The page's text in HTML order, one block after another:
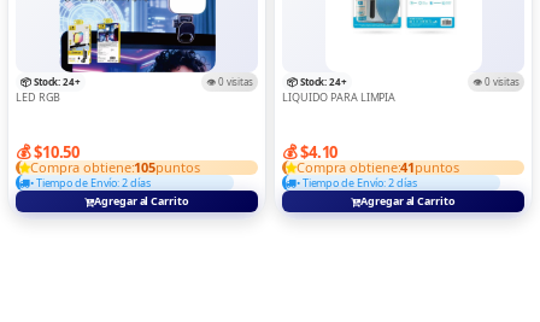
📦 Stock: 24+ 👁️ 0 visitas
LED RGB
💰 $10.50
Compra obtiene:105puntos
• Tiempo de Envío: 2 días
Agregar al Carrito
📦 Stock: 24+ 👁️ 0 visitas
LIQUIDO PARA LIMPIA
💰 $4.10
Compra obtiene:41puntos
• Tiempo de Envío: 2 días
Agregar al Carrito